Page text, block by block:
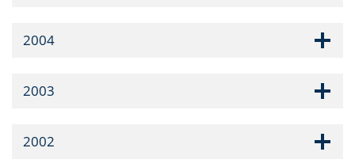
2004
2003
2002